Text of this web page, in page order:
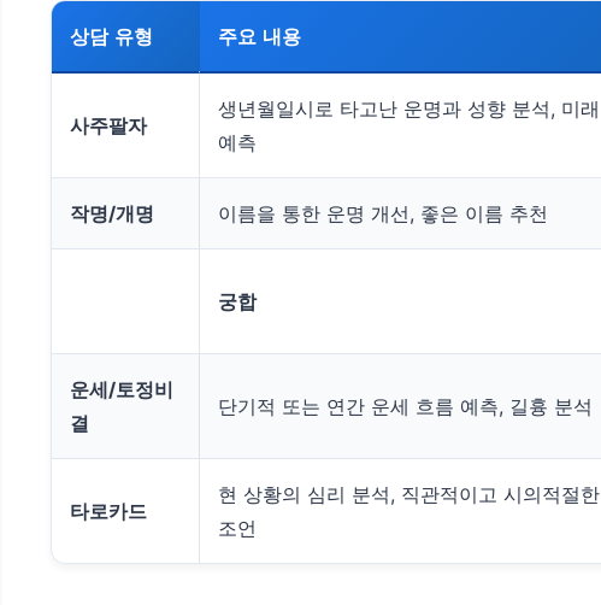
상담 유형 주요 내용
사주팔자
생년월일시로 타고난 운명과 성향 분석, 미래
예측
작명/개명 이름을 통한 운명 개선, 좋은 이름 추천
궁합
운세/토정비
결
단기적 또는 연간 운세 흐름 예측, 길흉 분석
타로카드
현 상황의 심리 분석, 직관적이고 시의적절한
조언